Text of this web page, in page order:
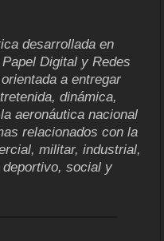
desarrollada en
Digital y Redes
a entregar
dinámica,
aeronáutica nacional
relacionados con la
militar, industrial,
social y